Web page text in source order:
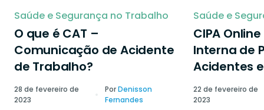
Saúde e Segurança no Trabalho
O que é CAT –
Comunicação de Acidente
de Trabalho?
28 de fevereiro de
2023
PorDenisson
Fernandes
Saúde e
CIPA
Interna de
Acidentes
22 de fevereiro de
2023